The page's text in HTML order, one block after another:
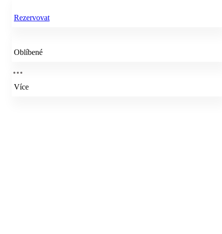
Rezervovat
Oblíbené
Více